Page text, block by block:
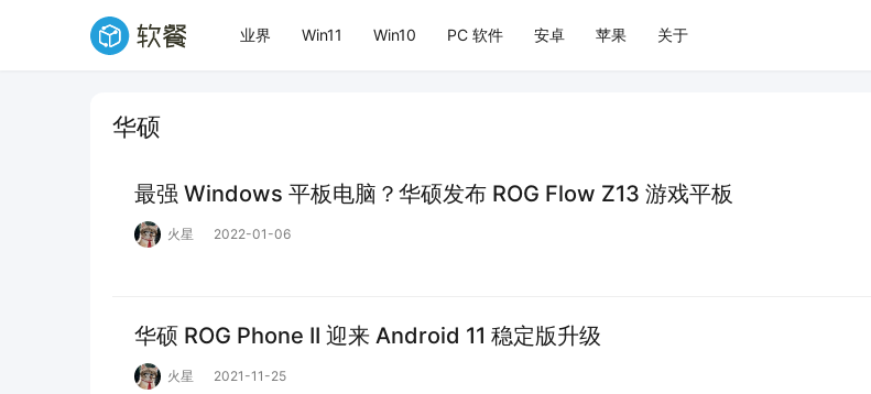
业界 Win11 Win10 PC 软件 安卓 苹果 关于
华硕
最强 Windows 平板电脑？华硕发布 ROG Flow Z13 游戏平板
火星 2022-01-06
华硕 ROG Phone II 迎来 Android 11 稳定版升级
火星 2021-11-25